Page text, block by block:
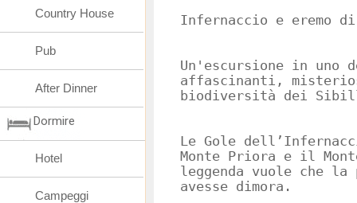
Infernaccio e eremo di
Un'escursione in uno
affascinanti,
biodiversità dei
Le Gole
Monte Priora e il
leggenda vuole che
avesse dimora.
Country House
Pub
After Dinner
Dormire
Hotel
Campeggi